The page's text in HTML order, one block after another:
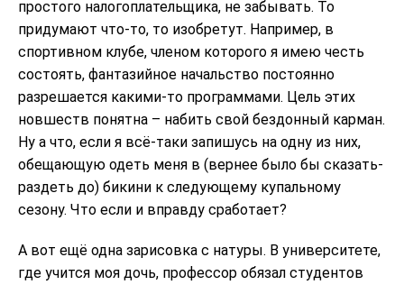
простого налогоплательщика, не забывать. То
придумают что-то, то изобретут. Например, в
спортивном клубе, членом которого я имею честь
состоять, фантазийное начальство постоянно
разрешается какими-то программами. Цель этих
новшеств понятна – набить свой бездонный карман.
Ну а что, если я всё-таки запишусь на одну из них,
обещающую одеть меня в (вернее было бы сказать-
раздеть до) бикини к следующему купальному
сезону. Что если и вправду сработает?
А вот ещё одна зарисовка с натуры. В университете,
где учится моя дочь, профессор обязал студентов